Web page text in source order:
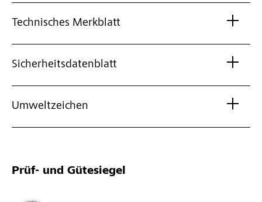
Technisches Merkblatt
Sicherheitsdatenblatt
Umweltzeichen
Prüf- und Gütesiegel